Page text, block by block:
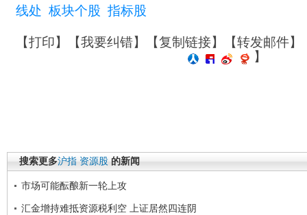
线处 板块个股 指标股
【打印】【我要纠错】【复制链接】【转发邮件】
】
搜索更多沪指 资源股 的新闻
市场可能酝酿新一轮上攻
汇金增持难抵资源税利空 上证居然四连阴